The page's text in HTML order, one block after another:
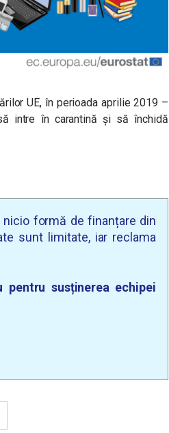
UE, în perioada aprilie 2019 –
intre în carantină și să închidă
formă de finanțare din
sunt limitate, iar reclama
susținerea echipei